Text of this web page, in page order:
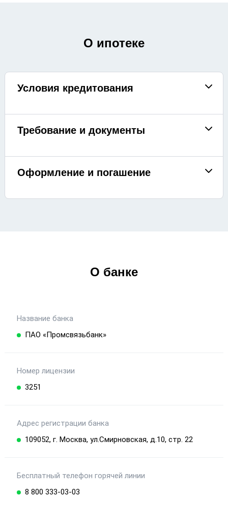
О ипотеке
Условия кредитования
Требование и документы
Оформление и погашение
О банке
Название банка
ПAO «Промсвязьбанк»
Номер лицензии
3251
Адрес регистрации банка
109052, г. Москва, ул.Смирновская, д.10, стр. 22
Бесплатный телефон горячей линии
8 800 333-03-03